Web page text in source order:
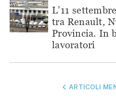
L’11
tra Renault,
Provincia. In
lavoratori
NAVIGAZIONE
ARTICOLI